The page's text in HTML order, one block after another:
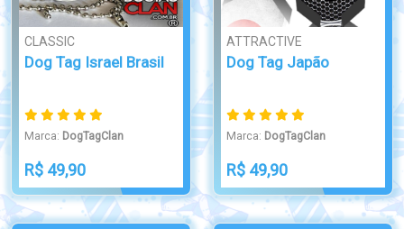
CLASSIC
Dog Tag Israel Brasil
Marca: DogTagClan
R$ 49,90
ATTRACTIVE
Dog Tag Japão
Marca: DogTagClan
R$ 49,90